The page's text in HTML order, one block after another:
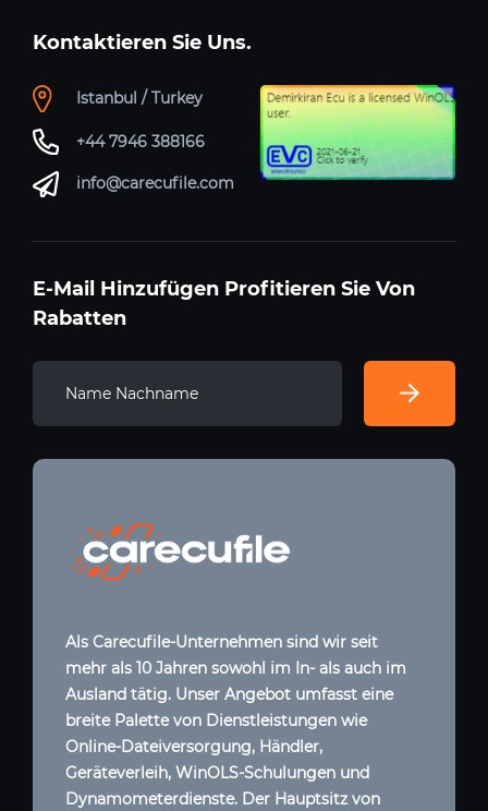
Kontaktieren Sie Uns.
Istanbul / Turkey
+44 7946 388166
info@carecufile.com
E-Mail Hinzufügen Profitieren Sie Von
Rabatten
Als Carecufile-Unternehmen sind wir seit
mehr als 10 Jahren sowohl im In- als auch im
Ausland tätig. Unser Angebot umfasst eine
breite Palette von Dienstleistungen wie
Online-Dateiversorgung, Händler,
Geräteverleih, WinOLS-Schulungen und
Dynamometerdienste. Der Hauptsitz von